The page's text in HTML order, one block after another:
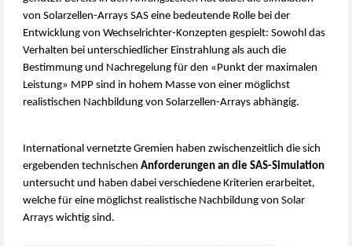
von Solarzellen-Arrays SAS eine bedeutende Rolle bei der
Entwicklung von Wechselrichter-Konzepten gespielt: Sowohl das
Verhalten bei unterschiedlicher Einstrahlung als auch die
Bestimmung und Nachregelung für den «Punkt der maximalen
Leistung» MPP sind in hohem Masse von einer möglichst
realistischen Nachbildung von Solarzellen-Arrays abhängig.
International vernetzte Gremien haben zwischenzeitlich die sich
ergebenden technischen Anforderungen an die SAS-Simulation
untersucht und haben dabei verschiedene Kriterien erarbeitet,
welche für eine möglichst realistische Nachbildung von Solar
Arrays wichtig sind.